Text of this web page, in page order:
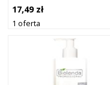
17,49 zł
1 oferta